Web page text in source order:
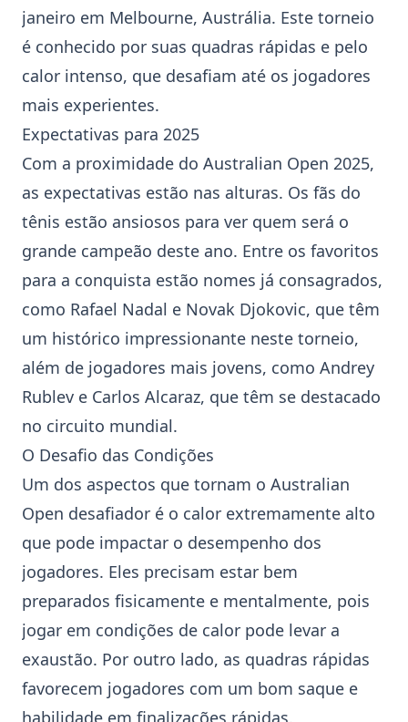
janeiro em Melbourne, Austrália. Este torneio
é conhecido por suas quadras rápidas e pelo
calor intenso, que desafiam até os jogadores
mais experientes.
Expectativas para 2025
Com a proximidade do Australian Open 2025,
as expectativas estão nas alturas. Os fãs do
tênis estão ansiosos para ver quem será o
grande campeão deste ano. Entre os favoritos
para a conquista estão nomes já consagrados,
como Rafael Nadal e Novak Djokovic, que têm
um histórico impressionante neste torneio,
além de jogadores mais jovens, como Andrey
Rublev e Carlos Alcaraz, que têm se destacado
no circuito mundial.
O Desafio das Condições
Um dos aspectos que tornam o Australian
Open desafiador é o calor extremamente alto
que pode impactar o desempenho dos
jogadores. Eles precisam estar bem
preparados fisicamente e mentalmente, pois
jogar em condições de calor pode levar a
exaustão. Por outro lado, as quadras rápidas
favorecem jogadores com um bom saque e
habilidade em finalizações rápidas.